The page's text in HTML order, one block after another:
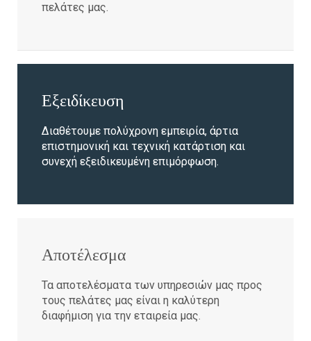
πελάτες μας.
Εξειδίκευση
Διαθέτουμε πολύχρονη εμπειρία, άρτια
επιστημονική και τεχνική κατάρτιση και
συνεχή εξειδικευμένη επιμόρφωση.
Αποτέλεσμα
Τα αποτελέσματα των υπηρεσιών μας προς
τους πελάτες μας είναι η καλύτερη
διαφήμιση για την εταιρεία μας.